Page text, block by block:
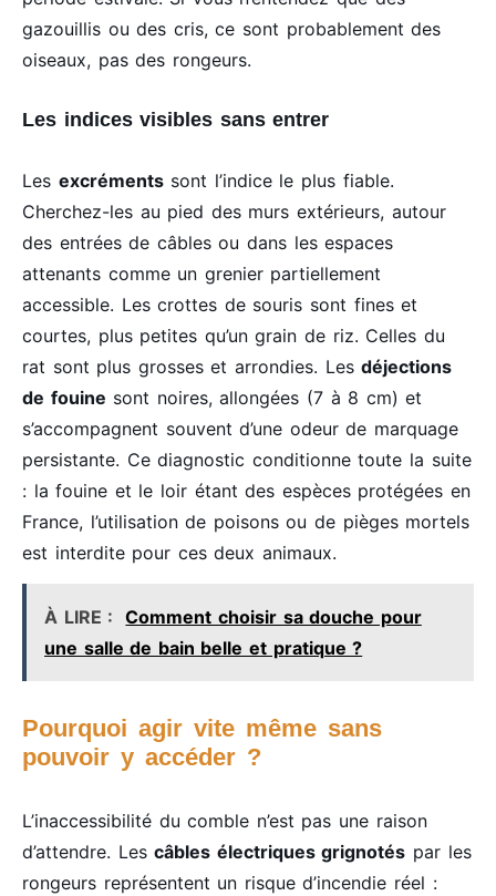
gazouillis ou des cris, ce sont probablement des
oiseaux, pas des rongeurs.
Les indices visibles sans entrer
Les excrémentssont l’indice le plus fiable.
Cherchez-les au pied des murs extérieurs, autour
des entrées de câbles ou dans les espaces
attenants comme un grenier partiellement
accessible. Les crottes de souris sont fines et
courtes, plus petites qu’un grain de riz. Celles du
rat sont plus grosses et arrondies. Lesdéjections
de fouine sont noires, allongées (7 à 8 cm) et
s’accompagnent souvent d’une odeur de marquage
persistante. Ce diagnostic conditionne toute la suite
: la fouine et le loir étant des espèces protégées en
France, l’utilisation de poisons ou de pièges mortels
est interdite pour ces deux animaux.
À LIRE :
Comment choisir sa douche pour
une salle de bain belle et pratique ?
Pourquoi agir vite même sans
pouvoir y accéder ?
L’inaccessibilité du comble n’est pas une raison
d’attendre. Lescâbles électriques grignotés par les
rongeurs représentent un risque d’incendie réel :